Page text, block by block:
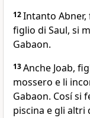
12Intanto Abner,
figlio di Saul, si
Gabaon.
13Anche Joab,
mossero e li
Gabaon. Cosí si
piscina e gli altri